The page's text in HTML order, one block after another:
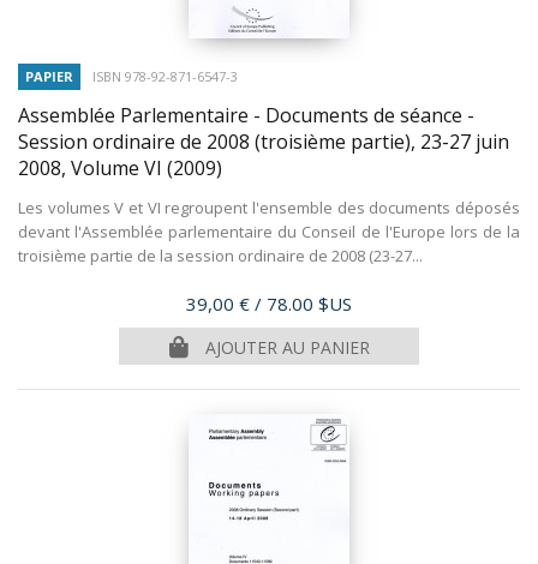
PAPIER ISBN 978-92-871-6547-3
Assemblée Parlementaire - Documents de séance -
Session ordinaire de 2008 (troisième partie), 23-27 juin
2008, Volume VI (2009)
Les volumes V et VI regroupent l'ensemble des documents déposés
devant l'Assemblée parlementaire du Conseil de l'Europe lors de la
troisième partie de la session ordinaire de 2008 (23-27...
Prix
39,00 € / 78.00 $US
AJOUTER AU PANIER